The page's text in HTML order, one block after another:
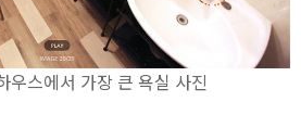
스에서 가장 큰 욕실 사진